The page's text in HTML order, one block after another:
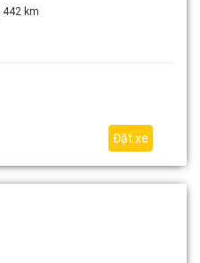
442 km
Đặt xe